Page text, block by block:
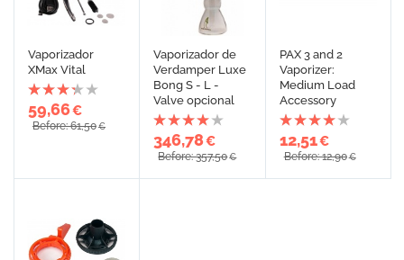
Vaporizador
XMax Vital
59,66€
Before: 61,50€
Vaporizador de
Verdamper Luxe
Bong S - L -
Valve opcional
346,78€
Before: 357,50€
PAX 3 and 2
Vaporizer:
Medium Load
Accessory
12,51€
Before: 12,90€